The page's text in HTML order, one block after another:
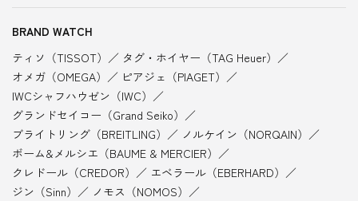
BRAND WATCH
ティソ（TISSOT）
タグ・ホイヤー（TAG Heuer）
オメガ（OMEGA）
ピアジェ（PIAGET）
IWCシャフハウゼン（IWC）
グランドセイコー（Grand Seiko）
ブライトリング（BREITLING）
ノルケイン（NORQAIN）
ボーム&メルシエ（BAUME & MERCIER）
クレドール（CREDOR）
エベラール（EBERHARD）
ジン（Sinn）
ノモス（NOMOS）